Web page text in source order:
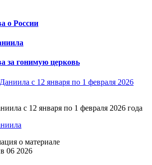
о России
за гонимую церковь
с 12 января по 1 февраля 2026 года
о материале
06 2026